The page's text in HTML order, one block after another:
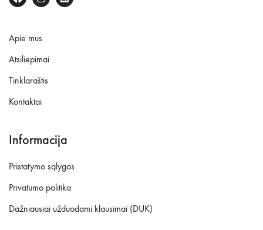
Apie mus
Atsiliepimai
Tinklaraštis
Kontaktai
Informacija
Pristatymo sąlygos
Privatumo politika
Dažniausiai užduodami klausimai (DUK)